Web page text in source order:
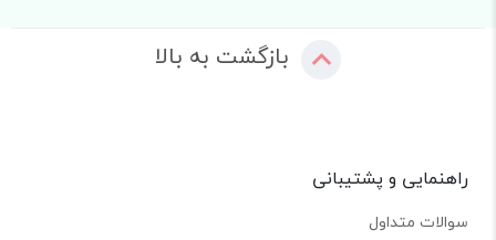
بازگشت به بالا
راهنمایی و پشتیبانی
سوالات متداول